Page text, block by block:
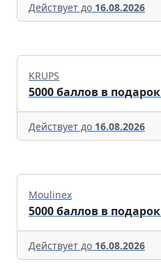
Действует до 16.08.2026
KRUPS
5000 баллов в
Действует до 16.08.2026
Moulinex
5000 баллов в
Действует до 16.08.2026